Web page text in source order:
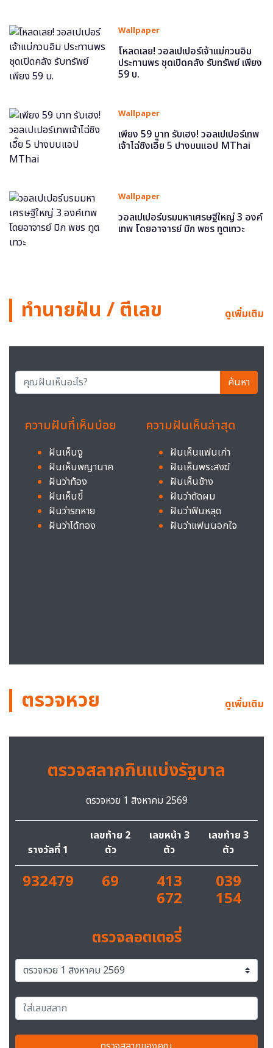
Wallpaper
โหลดเลย! วอลเปเปอร์เจ้าแม่กวนอิม
ประทานพร ชุดเปิดคลัง รับทรัพย์ เพียง
59 บ.
Wallpaper
เพียง 59 บาท รับเฮง! วอลเปเปอร์เทพ
เจ้าไฉ่ซิงเอี๊ย 5 ปางบนแอป MThai
Wallpaper
วอลเปเปอร์บรมมหาเศรษฐีใหญ่ 3 องค์
เทพ โดยอาจารย์ มิก พชร ทูตเทวะ
ทำนายฝัน / ตีเลข ดูเพิ่มเติม
ค้นหา
ความฝันที่เห็นบ่อย
ฝันเห็นงู
ฝันเห็นพญานาค
ฝันว่าท้อง
ฝันเห็นขี้
ฝันว่ารถหาย
ฝันว่าได้ทอง
ความฝันเห็นล่าสุด
ฝันเห็นแฟนเก่า
ฝันเห็นพระสงฆ์
ฝันเห็นช้าง
ฝันว่าตัดผม
ฝันว่าฟันหลุด
ฝันว่าแฟนนอกใจ
ตรวจหวย ดูเพิ่มเติม
ตรวจสลากกินแบ่งรัฐบาล
ตรวจหวย 1 สิงหาคม 2569
รางวัลที่ 1
เลขท้าย 2
ตัว
เลขหน้า 3
ตัว
เลขท้าย 3
ตัว
932479 69 413
672
039
154
ตรวจลอตเตอรี่